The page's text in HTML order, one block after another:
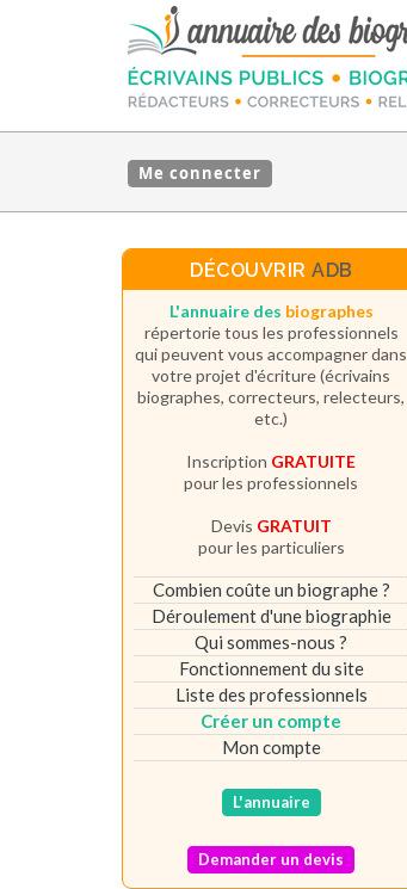
Me connecter
DÉCOUVRIRADB
L'annuaire des biographes
répertorie tous les professionnels
qui peuvent vous accompagner dans
votre projet d'écriture (écrivains
biographes, correcteurs, relecteurs,
etc.)
Inscription GRATUITE
pour les professionnels
Devis GRATUIT
pour les particuliers
Combien coûte un biographe ?
Déroulement d'une biographie
Qui sommes-nous ?
Fonctionnement du site
Liste des professionnels
Créer un compte
Mon compte
L'annuaire
Demander un devis